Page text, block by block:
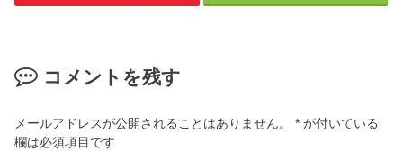
コメントを残す
メールアドレスが公開されることはありません。 * が付いている
欄は必須項目です